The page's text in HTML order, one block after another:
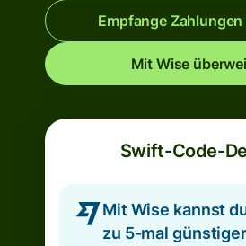
Empfange
Mit Wise
Swift-Code-
Mit Wise kannst
zu 5-mal